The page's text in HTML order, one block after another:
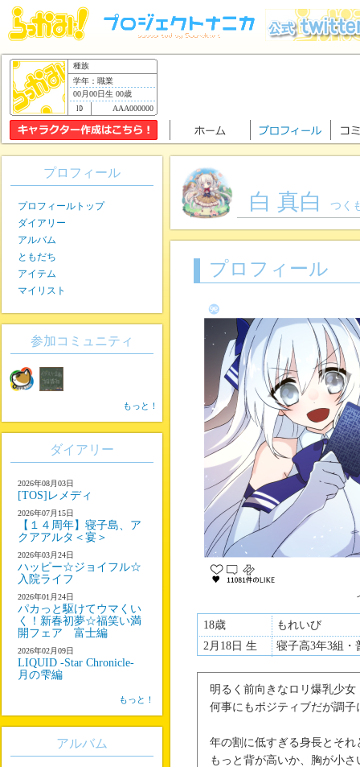
種族
学年：職業
00月00日生 00歳
AAA000000
白 真白 つく
プロフィール
18歳
もれいび
2月18日 生
寝子高3年3組・
明るく前向きなロリ爆乳少女
何事にもポジティブだが調
年の割に低すぎる身長とそ
もっと背が高いか、胸が小
プロフィール
プロフィールトップ
ダイアリー
アルバム
ともだち
アイテム
マイリスト
参加コミュニティ
もっと！
ダイアリー
2026年08月03日
[TOS]レメディ
2026年07月15日
【１４周年】寝子島、ア
クアアルタ＜宴＞
2026年03月24日
ハッピー☆ジョイフル☆
入院ライフ
2026年01月24日
パカっと駆けてウマくい
く！新春初夢☆福笑い満
開フェア 富士編
2026年02月09日
LIQUID -Star Chronicle-
月の雫編
もっと！
アルバム